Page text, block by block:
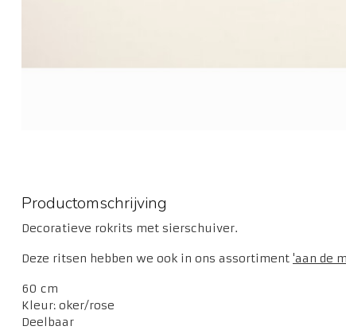
Productomschrijving
Decoratieve rokrits met sierschuiver.
Deze ritsen hebben we ook in ons assortiment 'aan de
60 cm
Kleur: oker/rose
Deelbaar